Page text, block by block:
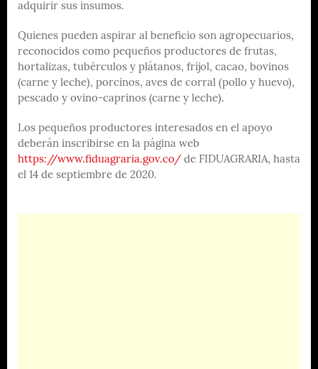
adquirir sus insumos.
Quienes pueden aspirar al beneficio son agropecuarios,
reconocidos como pequeños productores de frutas,
hortalizas, tubérculos y plátanos, fríjol, cacao, bovinos
(carne y leche), porcinos, aves de corral (pollo y huevo),
pescado y ovino-caprinos (carne y leche).
Los pequeños productores interesados en el apoyo
deberán inscribirse en la página web
https://www.fiduagraria.gov.co/ de FIDUAGRARIA, hasta
el 14 de septiembre de 2020.